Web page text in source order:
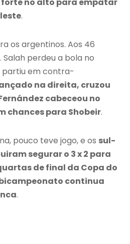
no alto para empatar
.
os argentinos. Aos 46
Salah perdeu a bola no
partiu em contra-
na direita, cruzou
cabeceou no
chances para Shobeir.
pouco teve jogo, e os sul-
segurar o 3 x 2 para
de final da Copa do
continua
.